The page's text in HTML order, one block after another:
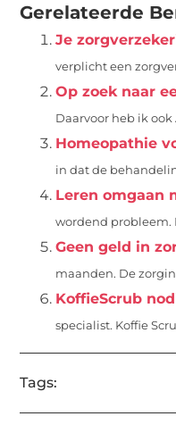
Gerelateerde
Je
verplicht een
Op zoek naar
Daarvoor heb ik
Homeopathie
in dat de
Leren omgaan
wordend probleem.
Geen geld in
maanden. De
KoffieScrub
specialist. Koffie
Tags: